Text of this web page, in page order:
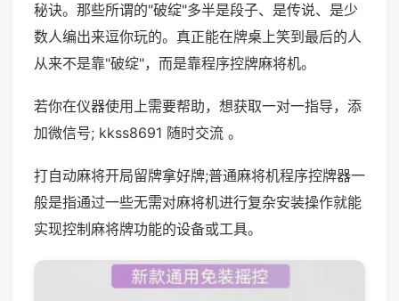
秘诀。那些所谓的"破绽"多半是段子、是传说、是少
数人编出来逗你玩的。真正能在牌桌上笑到最后的人
从来不是靠"破绽"，而是靠程序控牌麻将机。
若你在仪器使用上需要帮助，想获取一对一指导，添
加微信号; kkss8691 随时交流 。
打自动麻将开局留牌拿好牌;普通麻将机程序控牌器一
般是指通过一些无需对麻将机进行复杂安装操作就能
实现控制麻将牌功能的设备或工具。